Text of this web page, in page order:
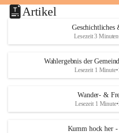
Artikel
Geschichtliches
Lesezeit 3 Minuten
Wahlergebnis der
Lesezeit 1 Minute•
Wander- &
Lesezeit 1 Minute•
Kumm hock her